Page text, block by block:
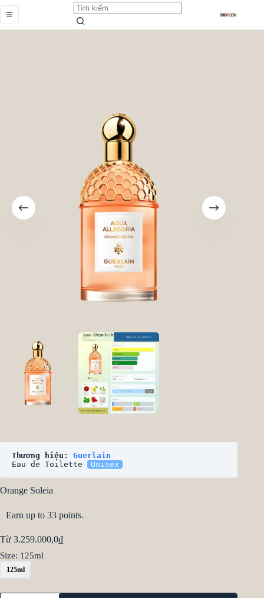
Thương hiệu: Guerlain
Eau de Toilette
Unisex
Orange Soleia
Earn up to 33 points.
Từ 3.259.000,0₫
Size: 125ml
125ml